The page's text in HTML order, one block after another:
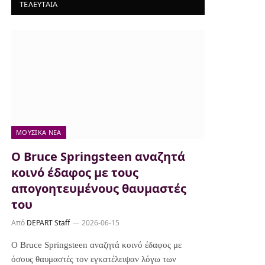
ΤΕΛΕΥΤΑΙΑ
ΜΟΥΣΙΚΆ ΝΈΑ
Ο Bruce Springsteen αναζητά
κοινό έδαφος με τους
απογοητευμένους θαυμαστές
του
Από DEPART Staff 2026-06-15
Ο Bruce Springsteen αναζητά κοινό έδαφος με
όσους θαυμαστές τον εγκατέλειψαν λόγω των